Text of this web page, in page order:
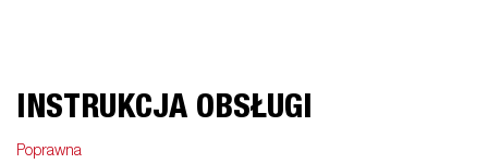
INSTRUKCJA OBSŁUGI
Poprawna